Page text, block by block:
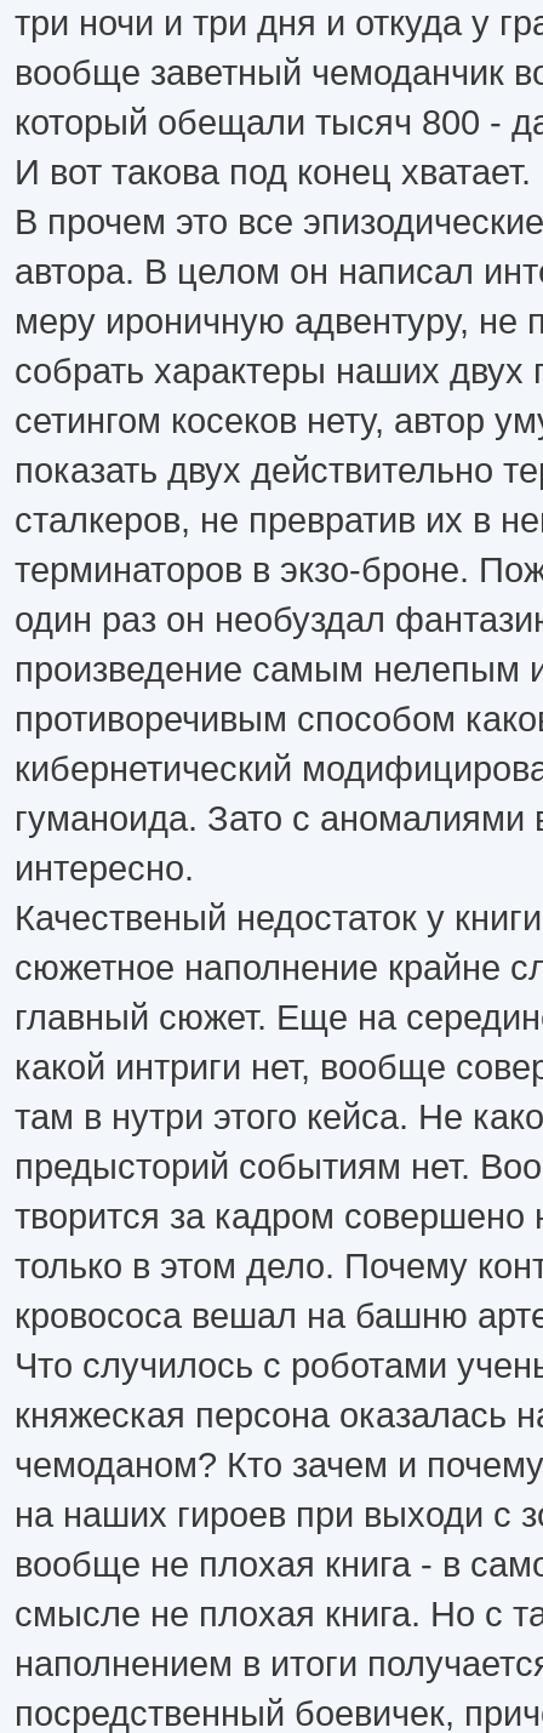
три ночи и три дня и откуда у
вообще заветный чемоданчик
который обещали тысяч 800 -
И вот такова под конец хватает.
В прочем это все
автора. В целом он написал
меру ироничную адвентуру, не
собрать характеры наших двух
сетингом косеков нету, автор
показать двух действительно
сталкеров, не превратив их в
терминаторов в экзо-броне.
один раз он необуздал
произведение самым нелепым
противоречивым способом
кибернетический
гуманоида. Зато с
интересно.
Качественый недостаток у
сюжетное наполнение крайне
главный сюжет. Еще на
какой интриги нет, вообще
там в нутри этого кейса. Не
предысторий событиям нет.
творится за кадром совершено
только в этом дело. Почему
кровососа вешал на башню
Что случилось с роботами
княжеская персона оказалась
чемоданом? Кто зачем и
на наших гироев при выходи с
вообще не плохая книга - в
смысле не плохая книга. Но с
наполнением в итоги
посредственный боевичек,